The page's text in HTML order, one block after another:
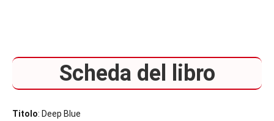
Scheda del libro
Titolo: Deep Blue